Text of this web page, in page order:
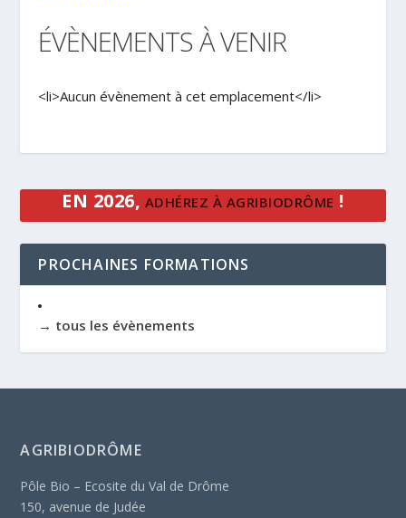
ÉVÈNEMENTS À VENIR
<li>Aucun évènement à cet emplacement</li>
EN 2026, ADHÉREZ À AGRIBIODRÔME !
PROCHAINES FORMATIONS
→ tous les évènements
AGRIBIODRÔME
Pôle Bio – Ecosite du Val de Drôme
150, avenue de Judée